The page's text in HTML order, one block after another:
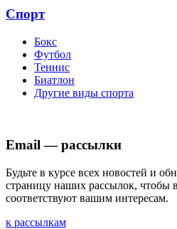
Спорт
Бокс
Футбол
Теннис
Биатлон
Другие виды спорта
Email — рассылки
Будьте в курсе всех новостей и
страницу наших рассылок, чтобы
соответствуют вашим интересам.
к рассылкам